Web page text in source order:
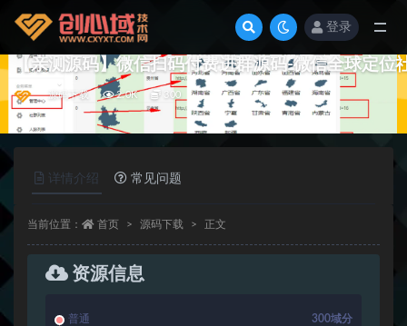
登录
【亲测源码】微信扫码付费进群源码-微信全球定位
源码下载 2.0K 300
详情介绍 常见问题
当前位置： 首页 源码下载 正文
资源信息
普通 300域分